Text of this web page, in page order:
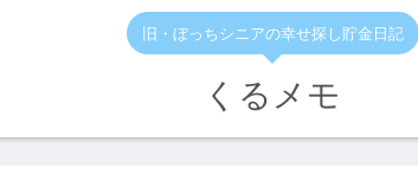
旧・ぼっちシニアの幸せ探し貯金日記
くるメモ